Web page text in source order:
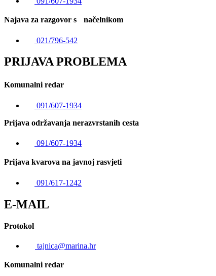
Najava za razgovor s načelnikom
021/796-542
PRIJAVA PROBLEMA
Komunalni redar
091/607-1934
Prijava održavanja nerazvrstanih cesta
091/607-1934
Prijava kvarova na javnoj rasvjeti
091/617-1242
E-MAIL
Protokol
tajnica@marina.hr
Komunalni redar